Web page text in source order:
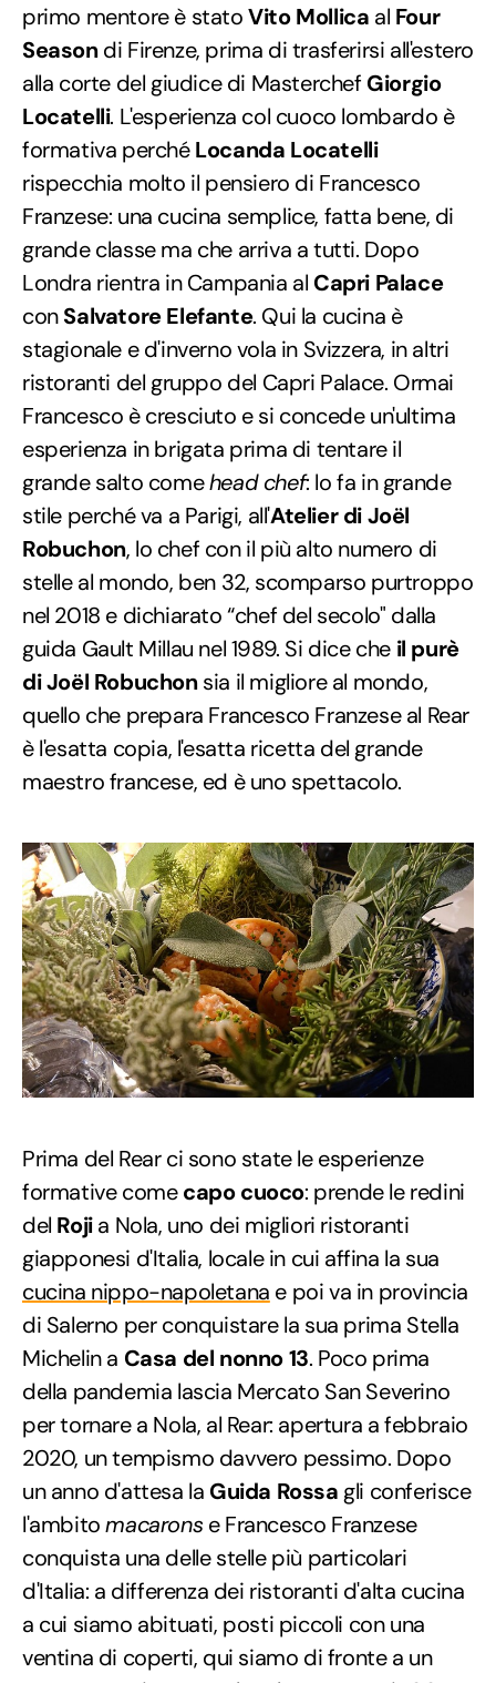
primo mentore è statoVito Mollica al Four
Seasondi Firenze, prima di trasferirsi all'estero
alla corte del giudice di Masterchef Giorgio
Locatelli. L'esperienza col cuoco lombardo è
formativa perchéLocanda Locatelli
rispecchia molto il pensiero di Francesco
Franzese: una cucina semplice, fatta bene, di
grande classe ma che arriva a tutti. Dopo
Londra rientra in Campania al Capri Palace
conSalvatore Elefante. Qui la cucina è
stagionale e d'inverno vola in Svizzera, in altri
ristoranti del gruppo del Capri Palace. Ormai
Francesco è cresciuto e si concede un'ultima
esperienza in brigata prima di tentare il
grande salto comehead chef: lo fa in grande
stile perché va a Parigi, all'Atelier di Joël
Robuchon, lo chef con il più alto numero di
stelle al mondo, ben 32, scomparso purtroppo
nel 2018 e dichiarato “chef del secolo" dalla
guida Gault Millau nel 1989. Si dice che il purè
di Joël Robuchonsia il migliore al mondo,
quello che prepara Francesco Franzese al Rear
è l'esatta copia, l'esatta ricetta del grande
maestro francese, ed è uno spettacolo.
Prima del Rear ci sono state le esperienze
formative comecapo cuoco: prende le redini
del Rojia Nola, uno dei migliori ristoranti
giapponesi d'Italia, locale in cui affina la sua
cucina nippo-napoletana e poi va in provincia
di Salerno per conquistare la sua prima Stella
Michelin a Casa del nonno 13. Poco prima
della pandemia lascia Mercato San Severino
per tornare a Nola, al Rear: apertura a febbraio
2020, un tempismo davvero pessimo. Dopo
un anno d'attesa la Guida Rossa gli conferisce
l'ambitomacarons e Francesco Franzese
conquista una delle stelle più particolari
d'Italia: a differenza dei ristoranti d'alta cucina
a cui siamo abituati, posti piccoli con una
ventina di coperti, qui siamo di fronte a un